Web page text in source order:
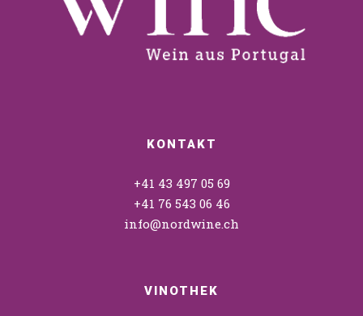
KONTAKT
+41 43 497 05 69
+41 76 543 06 46
info@nordwine.ch
VINOTHEK